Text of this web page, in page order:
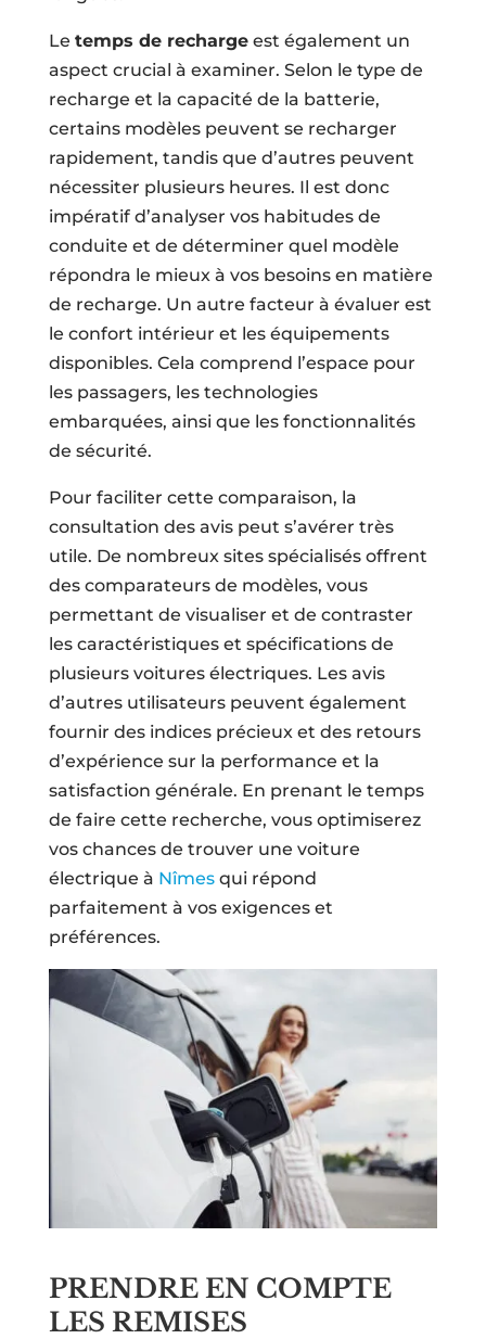
Le temps de rechargeest également un
aspect crucial à examiner. Selon le type de
recharge et la capacité de la batterie,
certains modèles peuvent se recharger
rapidement, tandis que d’autres peuvent
nécessiter plusieurs heures. Il est donc
impératif d’analyser vos habitudes de
conduite et de déterminer quel modèle
répondra le mieux à vos besoins en matière
de recharge. Un autre facteur à évaluer est
le confort intérieur et les équipements
disponibles. Cela comprend l’espace pour
les passagers, les technologies
embarquées, ainsi que les fonctionnalités
de sécurité.
Pour faciliter cette comparaison, la
consultation des avis peut s’avérer très
utile. De nombreux sites spécialisés offrent
des comparateurs de modèles, vous
permettant de visualiser et de contraster
les caractéristiques et spécifications de
plusieurs voitures électriques. Les avis
d’autres utilisateurs peuvent également
fournir des indices précieux et des retours
d’expérience sur la performance et la
satisfaction générale. En prenant le temps
de faire cette recherche, vous optimiserez
vos chances de trouver une voiture
électrique à Nîmes qui répond
parfaitement à vos exigences et
préférences.
PRENDRE EN COMPTE
LES REMISES